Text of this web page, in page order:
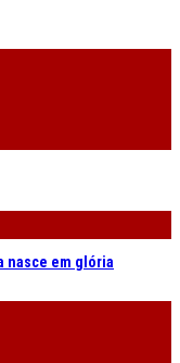
nasce em glória